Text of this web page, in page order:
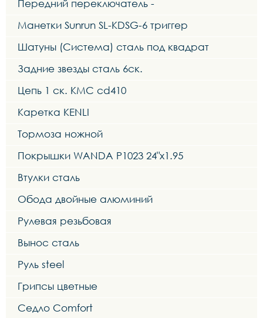
Передний переключатель -
Манетки Sunrun SL-KDSG-6 триггер
Шатуны (Система) сталь под квадрат
Задние звезды сталь 6ск.
Цепь 1 ск. KMC cd410
Каретка KENLI
Тормоза ножной
Покрышки WANDA P1023 24"x1.95
Втулки сталь
Обода двойные алюминий
Рулевая резьбовая
Вынос сталь
Руль steel
Грипсы цветные
Седло Comfort